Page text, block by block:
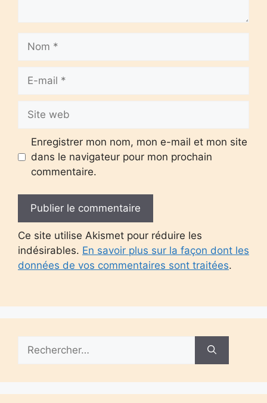
mail
web
Enregistrer mon nom, mon e-mail et mon site
dans le navigateur pour mon prochain
commentaire.
Ce site utilise Akismet pour réduire les
indésirables. En savoir plus sur la façon dont les
données de vos commentaires sont traitées.